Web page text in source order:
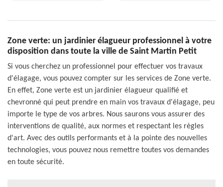
Zone verte: un jardinier élagueur professionnel à votre
disposition dans toute la ville de Saint Martin Petit
Si vous cherchez un professionnel pour effectuer vos travaux
d'élagage, vous pouvez compter sur les services de Zone verte.
En effet, Zone verte est un jardinier élagueur qualifié et
chevronné qui peut prendre en main vos travaux d'élagage, peu
importe le type de vos arbres. Nous saurons vous assurer des
interventions de qualité, aux normes et respectant les règles
d'art. Avec des outils performants et à la pointe des nouvelles
technologies, vous pouvez nous remettre toutes vos demandes
en toute sécurité.